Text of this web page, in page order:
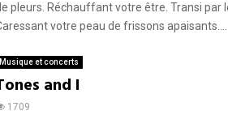
pleurs. Réchauffant votre être. Transi par
votre peau de frissons apaisants....
Musique et concerts
and I
1709